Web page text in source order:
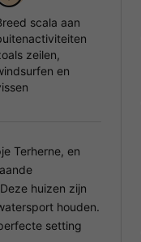
scala aan
zeilen,
en
Terherne, en
huizen zijn
houden.
setting